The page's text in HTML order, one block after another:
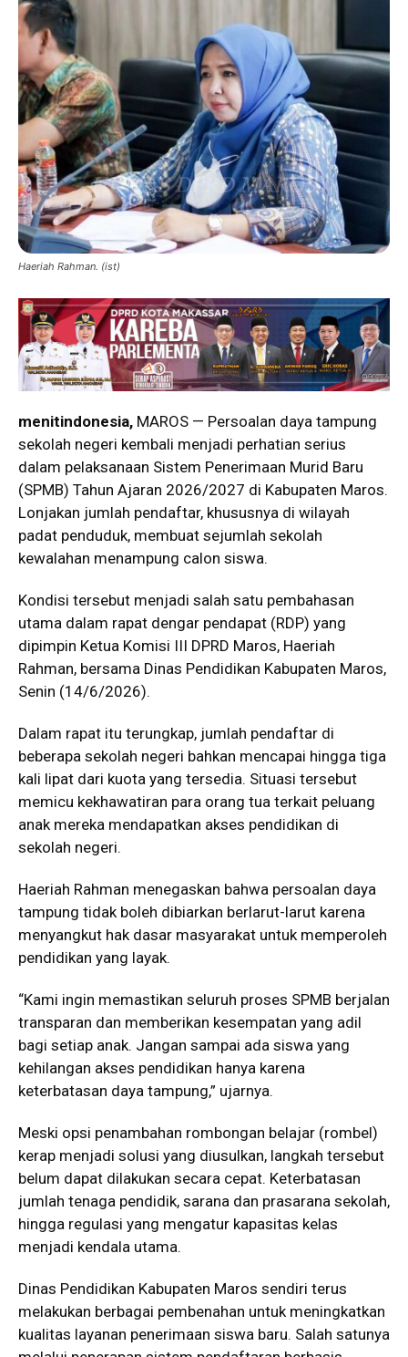
Haeriah Rahman. (ist)
menitindonesia, MAROS — Persoalan daya tampung
sekolah negeri kembali menjadi perhatian serius
dalam pelaksanaan Sistem Penerimaan Murid Baru
(SPMB) Tahun Ajaran 2026/2027 di Kabupaten Maros.
Lonjakan jumlah pendaftar, khususnya di wilayah
padat penduduk, membuat sejumlah sekolah
kewalahan menampung calon siswa.
Kondisi tersebut menjadi salah satu pembahasan
utama dalam rapat dengar pendapat (RDP) yang
dipimpin Ketua Komisi III DPRD Maros, Haeriah
Rahman, bersama Dinas Pendidikan Kabupaten Maros,
Senin (14/6/2026).
Dalam rapat itu terungkap, jumlah pendaftar di
beberapa sekolah negeri bahkan mencapai hingga tiga
kali lipat dari kuota yang tersedia. Situasi tersebut
memicu kekhawatiran para orang tua terkait peluang
anak mereka mendapatkan akses pendidikan di
sekolah negeri.
Haeriah Rahman menegaskan bahwa persoalan daya
tampung tidak boleh dibiarkan berlarut-larut karena
menyangkut hak dasar masyarakat untuk memperoleh
pendidikan yang layak.
“Kami ingin memastikan seluruh proses SPMB berjalan
transparan dan memberikan kesempatan yang adil
bagi setiap anak. Jangan sampai ada siswa yang
kehilangan akses pendidikan hanya karena
keterbatasan daya tampung,” ujarnya.
Meski opsi penambahan rombongan belajar (rombel)
kerap menjadi solusi yang diusulkan, langkah tersebut
belum dapat dilakukan secara cepat. Keterbatasan
jumlah tenaga pendidik, sarana dan prasarana sekolah,
hingga regulasi yang mengatur kapasitas kelas
menjadi kendala utama.
Dinas Pendidikan Kabupaten Maros sendiri terus
melakukan berbagai pembenahan untuk meningkatkan
kualitas layanan penerimaan siswa baru. Salah satunya